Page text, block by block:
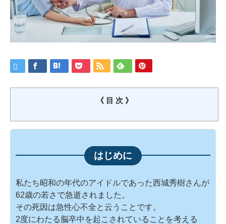
《 目 次 》
私たち昭和の年代のアイドルであった西城秀樹さんが
62歳の若さで急逝されました。
その死因は急性心不全と云うことです。
2度にわたる脳卒中を起こされていることを考える